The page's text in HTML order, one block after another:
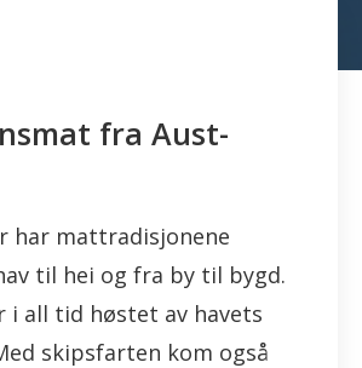
fra Aust-
har mattradisjonene
til hei og fra by til bygd.
i all tid høstet av havets
skipsfarten kom også